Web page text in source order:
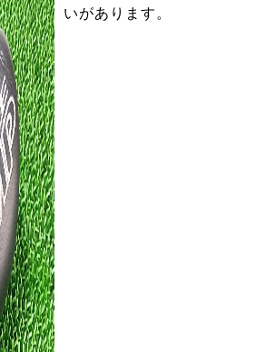
いがあります。